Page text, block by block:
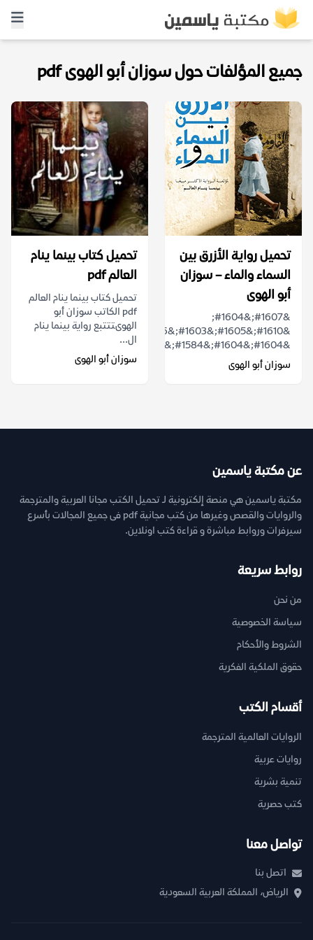
جميع المؤلفات حول سوزان أبو الهوى pdf
تحميل رواية الأزرق بين
السماء والماء – سوزان
أبو الهوى
&#1607;&#1604;
&#1610;&#1605;&#1603;&#1606;
&#1604;&#1604;&#1584;&#1575;&#1603;&...
سوزان أبو الهوى
تحميل كتاب بينما ينام
العالم pdf
تحميل كتاب بينما ينام العالم
pdf الكاتب سوزان أبو
الهوىتتتبع رواية بينما ينام
ال...
سوزان أبو الهوى
عن مكتبة ياسمين
مكتبة ياسمين هي منصة إلكترونية لـ تحميل الكتب مجانا العربية والمترجمة
والروايات والقصص وغيرها من كتب مجانية pdf فى جميع المجالات بأسرع
سيرفرات وروابط مباشرة و قراءة كتب اونلاين.
روابط سريعة
من نحن
سياسة الخصوصية
الشروط والأحكام
حقوق الملكية الفكرية
أقسام الكتب
الروايات العالمية المترجمة
روايات عربية
تنمية بشرية
كتب حصرية
تواصل معنا
اتصل بنا
الرياض، المملكة العربية السعودية